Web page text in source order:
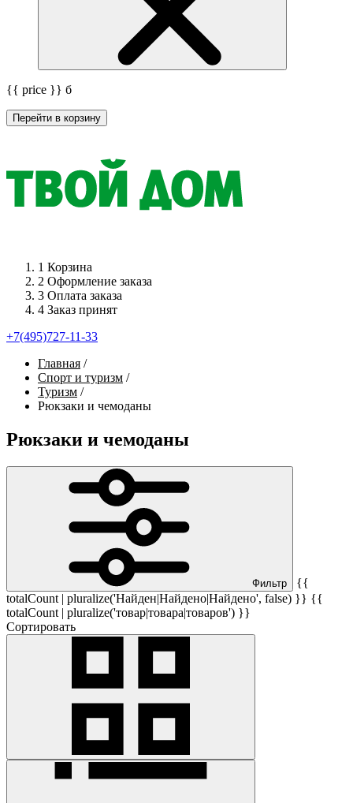
{{ price }} б
Перейти в корзину
1 Корзина
2 Оформление заказа
3 Оплата заказа
4 Заказ принят
+7(495)727-11-33
Главная /
Спорт и туризм /
Туризм /
Рюкзаки и чемоданы
Рюкзаки и чемоданы
Фильтр
{{
totalCount | pluralize('Найден|Найдено|Найдено', false) }} {{
totalCount | pluralize('товар|товара|товаров') }}
Сортировать